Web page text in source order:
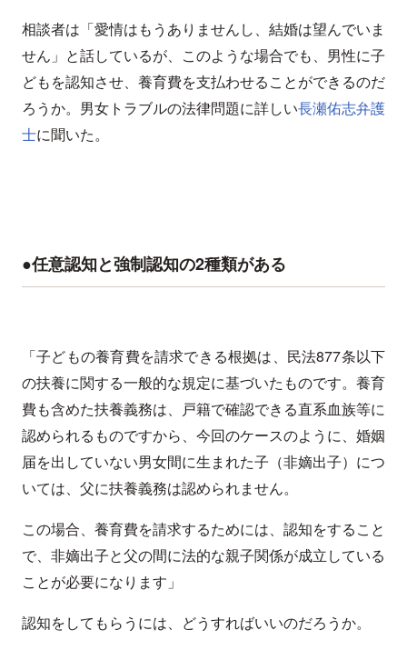
相談者は「愛情はもうありませんし、結婚は望んでいま
せん」と話しているが、このような場合でも、男性に子
どもを認知させ、養育費を支払わせることができるのだ
ろうか。男女トラブルの法律問題に詳しい長瀬佑志弁護
士に聞いた。
●任意認知と強制認知の2種類がある
「子どもの養育費を請求できる根拠は、民法877条以下
の扶養に関する一般的な規定に基づいたものです。養育
費も含めた扶養義務は、戸籍で確認できる直系血族等に
認められるものですから、今回のケースのように、婚姻
届を出していない男女間に生まれた子（非嫡出子）につ
いては、父に扶養義務は認められません。
この場合、養育費を請求するためには、認知をすること
で、非嫡出子と父の間に法的な親子関係が成立している
ことが必要になります」
認知をしてもらうには、どうすればいいのだろうか。